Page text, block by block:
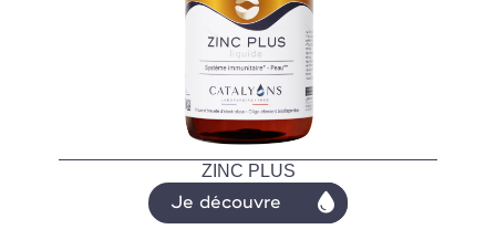
ZINC PLUS
Je découvre